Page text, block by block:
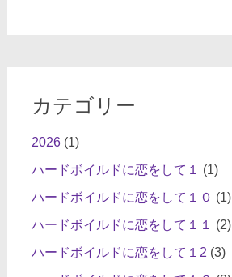
カテゴリー
2026(1)
ハードボイルドに恋をして１
(1)
ハードボイルドに恋をして１０ (1)
ハードボイルドに恋をして１１
(2)
ハードボイルドに恋をして１2 (3)